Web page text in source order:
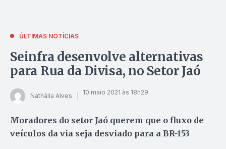
ÚLTIMAS NOTÍCIAS
Seinfra desenvolve alternativas
para Rua da Divisa, no Setor Jaó
Nathália Alves 10 maio 2021 às 18h29
Moradores do setor Jaó querem que o fluxo de
veículos da via seja desviado para a BR-153